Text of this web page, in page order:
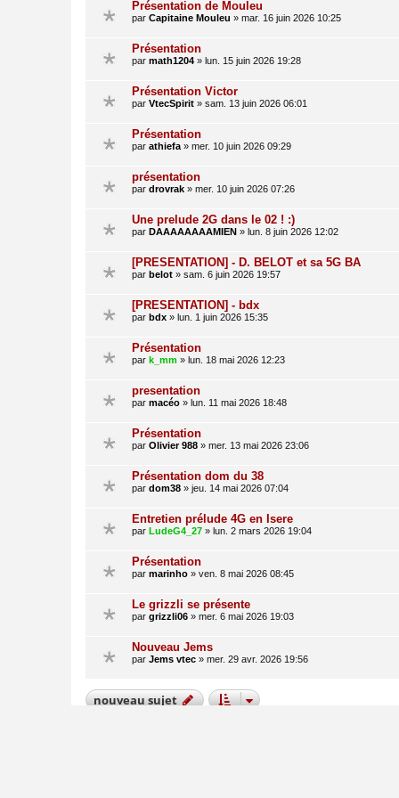
Présentation de Mouleu
par Capitaine Mouleu » mar. 16 juin 2026 10:25
Présentation
par math1204 » lun. 15 juin 2026 19:28
Présentation Victor
par VtecSpirit » sam. 13 juin 2026 06:01
Présentation
par athiefa » mer. 10 juin 2026 09:29
présentation
par drovrak » mer. 10 juin 2026 07:26
Une prelude 2G dans le 02 ! :)
par DAAAAAAAAMIEN » lun. 8 juin 2026 12:02
[PRESENTATION] - D. BELOT et sa 5G BA
par belot » sam. 6 juin 2026 19:57
[PRESENTATION] - bdx
par bdx » lun. 1 juin 2026 15:35
Présentation
par k_mm » lun. 18 mai 2026 12:23
presentation
par macéo » lun. 11 mai 2026 18:48
Présentation
par Olivier 988 » mer. 13 mai 2026 23:06
Présentation dom du 38
par dom38 » jeu. 14 mai 2026 07:04
Entretien prélude 4G en Isere
par LudeG4_27 » lun. 2 mars 2026 19:04
Présentation
par marinho » ven. 8 mai 2026 08:45
Le grizzli se présente
par grizzli06 » mer. 6 mai 2026 19:03
Nouveau Jems
par Jems vtec » mer. 29 avr. 2026 19:56
nouveausujet